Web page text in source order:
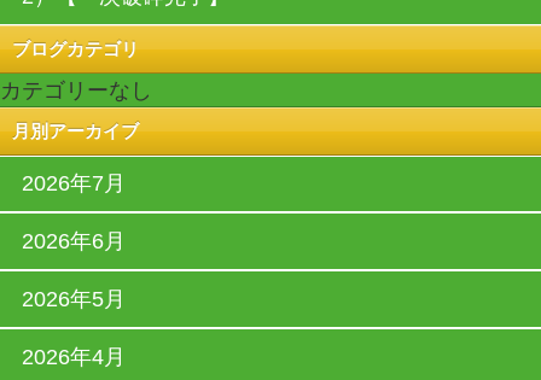
ブログカテゴリ
カテゴリーなし
月別アーカイブ
2026年7月
2026年6月
2026年5月
2026年4月